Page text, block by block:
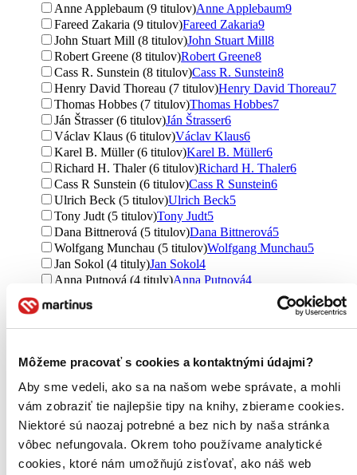
Môžeme pracovať s cookies a kontaktnými údajmi?
Aby sme vedeli, ako sa na našom webe správate, a mohli
vám zobraziť tie najlepšie tipy na knihy, zbierame cookies.
Niektoré sú naozaj potrebné a bez nich by naša stránka
vôbec nefungovala. Okrem toho používame analytické
cookies, ktoré nám umožňujú zisťovať, ako náš web
Anne Applebaum (9 titulov)Anne Applebaum9
Fareed Zakaria (9 titulov)Fareed Zakaria9
John Stuart Mill (8 titulov)John Stuart Mill8
Robert Greene (8 titulov)Robert Greene8
Cass R. Sunstein (8 titulov)Cass R. Sunstein8
Henry David Thoreau (7 titulov)Henry David Thoreau7
Thomas Hobbes (7 titulov)Thomas Hobbes7
Ján Štrasser (6 titulov)Ján Štrasser6
Václav Klaus (6 titulov)Václav Klaus6
Karel B. Müller (6 titulov)Karel B. Müller6
Richard H. Thaler (6 titulov)Richard H. Thaler6
Cass R Sunstein (6 titulov)Cass R Sunstein6
Ulrich Beck (5 titulov)Ulrich Beck5
Tony Judt (5 titulov)Tony Judt5
Dana Bittnerová (5 titulov)Dana Bittnerová5
Wolfgang Munchau (5 titulov)Wolfgang Munchau5
Jan Sokol (4 tituly)Jan Sokol4
Anna Putnová (4 tituly)Anna Putnová4
Johana Hovorková (4 tituly)
Johana Hovorková4
Kerry Howley (4 tituly)Kerry Howley4
Petr Fiala (3 tituly)Petr Fiala3
Roger Scruton (3 tituly)Roger Scruton3
Ďalšie možnosti
Karolinum (24 titulov) Karolinum
Penguin Books (20 titulov)Penguin Books20